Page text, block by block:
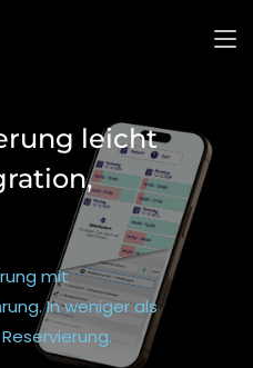
leicht
mit
In weniger als